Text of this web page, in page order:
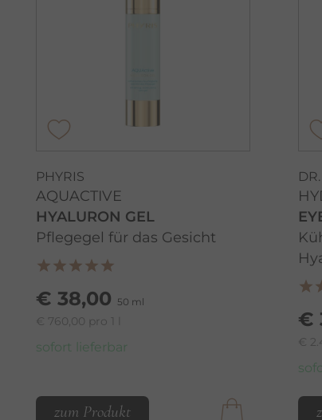
PHYRIS
AQUACTIVE
HYALURON GEL
Pflegegel für das Gesicht
€ 38,00 50 ml
€ 760,00 pro 1 l
sofort lieferbar
zum Produkt
€
€